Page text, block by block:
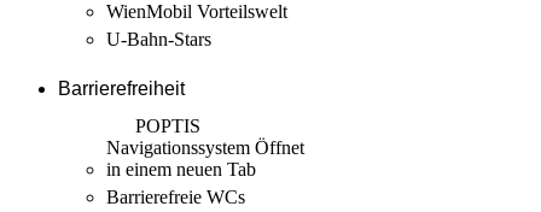
WienMobil Vorteilswelt
U-Bahn-Stars
Barrierefreiheit
POPTIS
Navigationssystem Öffnet
in einem neuen Tab
Barrierefreie WCs